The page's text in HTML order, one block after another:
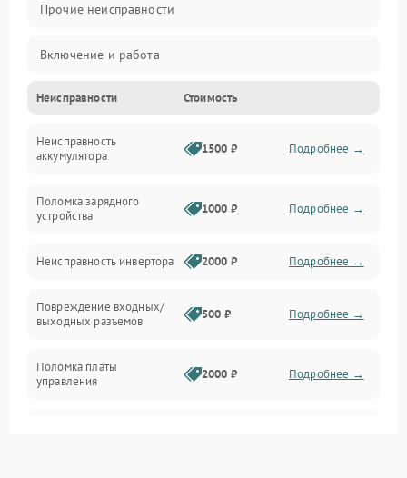
Прочие неисправности
Включение и работа
Работа с нагрузкой
Звук и индикация
Механические повреждения
Механика
Неисправности Стоимость
Неисправность
аккумулятора
1500 ₽ Подробнее →
Поломка зарядного
устройства
1000 ₽ Подробнее →
Неисправность инвертора 2000 ₽ Подробнее →
Повреждение входных/
выходных разъемов
500 ₽ Подробнее →
Поломка платы
управления
2000 ₽ Подробнее →